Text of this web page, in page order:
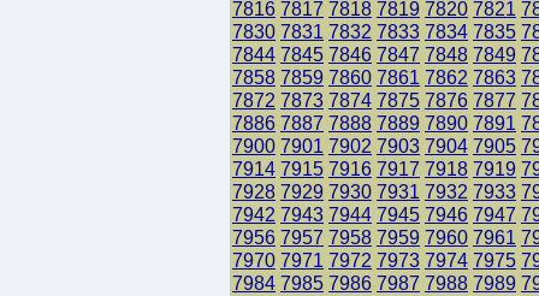
7816 7817 7818 7819 7820 7821
7830 7831 7832 7833 7834 7835
7844 7845 7846 7847 7848 7849
7858 7859 7860 7861 7862 7863
7872 7873 7874 7875 7876 7877
7886 7887 7888 7889 7890 7891
7900 7901 7902 7903 7904 7905
7914 7915 7916 7917 7918 7919
7928 7929 7930 7931 7932 7933
7942 7943 7944 7945 7946 7947
7956 7957 7958 7959 7960 7961
7970 7971 7972 7973 7974 7975
7984 7985 7986 7987 7988 7989